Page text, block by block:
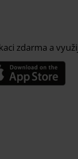
zdarma a